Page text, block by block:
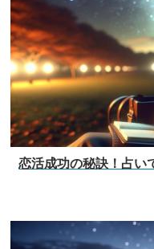
恋活成功の秘訣！占い